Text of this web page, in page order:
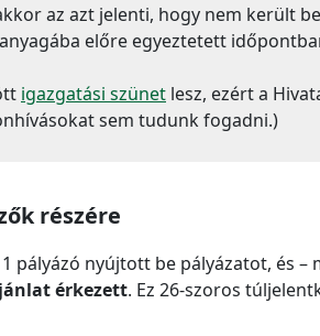
az azt jelenti, hogy nem került
előre egyeztetett
igazgatási szünet lesz, ezért a
sem tudunk fogadni.)
részére
pályázó nyújtott be pályázatot, és –
érkezett. Ez 26-szoros